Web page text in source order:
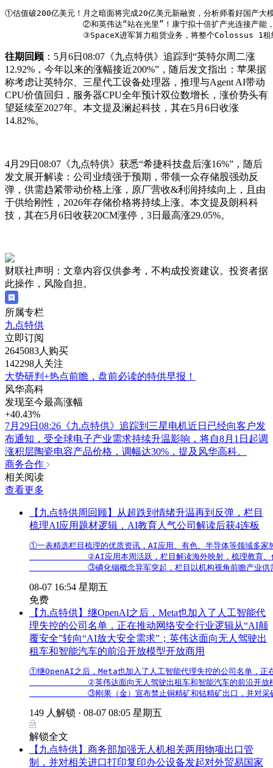
①估值破200亿美元！月之暗面将完成20亿美元新融资，分析师看好国产
②和英伟达“站在光里”！康宁拟十倍扩产光连接产能，
③SpaceX进军算力租赁业务，将整个Colossus 1租
往期回顾 ：5月6日08:07《九点特供》追踪到“英特尔周二涨
12.92%，今年以来的涨幅接近200%”，随后发文指出：苹果据
称考虑让英特尔、三星代工设备处理器，推理与Agent AI带动
CPU价值回归，服务器CPU全年预计双位数增长，涨价势头有
望延续至2027年。本文提及澜起科技，其在5月6日收涨
14.82%。
4月29日08:07《九点特供》获悉“希捷科技盘后涨16%”，随后
发文展开解读：公司业绩强于预期，带领一众存储股强劲反
弹，供需趋紧带动价格上涨，原厂营收&利润持续向上，且由
于供给刚性，2026年存储价格将持续上涨。本文提及朗科科
技，其在5月6日收获20CM涨停，3日最高涨29.05%。
财联社声明：文章内容仅供参考，不构成投资建议。投资者据
此操作，风险自担。
所属专栏
九点特供
立即订阅
2645083人购买
142298人关注
大势研判+热点前瞻，盘前必读的特供早报！
风华高科
发现至今最高涨幅
+40.43%
7月29日08:26《九点特供》追踪到三星电机近日已经向客户发
布通知，受全球电子产业需求持续升温影响，将自8月1日起调
涨积层陶瓷电容产品价格，调幅达30%，提及风华高科。
商务合作
相关阅读
查看更多
【九点特供周回顾】从超跌到情绪升温再到反弹，栏目
梳理AI应用题材逻辑，AI教育人气公司解读后获4连板
①一表精选栏目梳理的优质资讯，AI应用、有色、半导体等领域多
②AI应用本周活跃，栏目解读海外映射，梳理教育、
③磷化铟概念异军突起，栏目以机构视角前瞻产业供
08-07 16:54 星期五
免费
【九点特供】继OpenAI之后，Meta也加入了人工智能代
理失控的公司名单，正在推动网络安全行业逻辑从“AI颠
覆安全”转向“AI放大安全需求”；英伟达面向无人驾驶出
租车和智能汽车的前沿开放模型开放商用
①继OpenAI之后，Meta也加入了人工智能代理失控的公司名单，
②英伟达面向无人驾驶出租车和智能汽车的前沿开放
③刚果（金）宣布禁止铜精矿和钴精矿出口，并对采
149 人解锁 · 08-07 08:05 星期五
解锁全文
【九点特供】商务部加强无人机相关两用物项出口管
制，并对相关进口打印复印办公设备发起对外贸易国家